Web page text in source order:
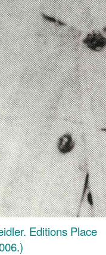
Editions Place